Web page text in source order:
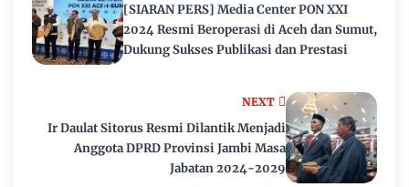
NEXT
Ir Daulat Sitorus Resmi Dilantik Menjadi
Anggota DPRD Provinsi Jambi Masa
Jabatan 2024-2029
[SIARAN PERS] Media Center PON XXI
2024 Resmi Beroperasi di Aceh dan Sumut,
Dukung Sukses Publikasi dan Prestasi